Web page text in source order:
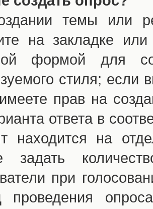
темы или
на закладке
формой для
стиля; если
прав на
ответа в
находится на
задать
при
проведения